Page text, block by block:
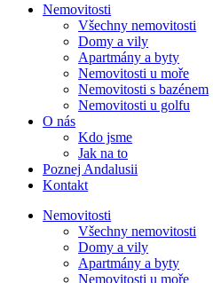
Nemovitosti
Všechny nemovitosti
Domy a vily
Apartmány a byty
Nemovitosti u moře
Nemovitosti s bazénem
Nemovitosti u golfu
O nás
Kdo jsme
Jak na to
Poznej Andalusii
Kontakt
Nemovitosti
Všechny nemovitosti
Domy a vily
Apartmány a byty
Nemovitosti u moře